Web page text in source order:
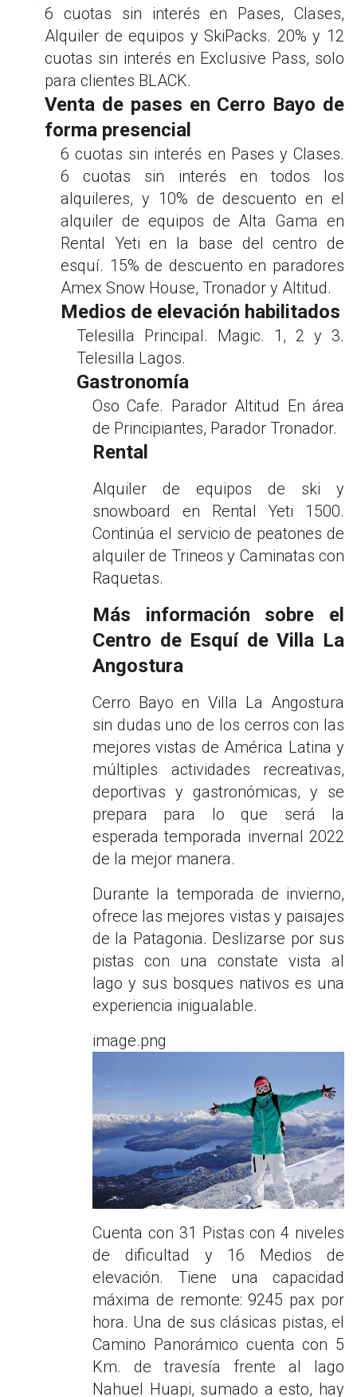
6 cuotas sin interés en Pases, Clases,
Alquiler de equipos y SkiPacks. 20% y 12
cuotas sin interés en Exclusive Pass, solo
para clientes BLACK.
Venta de pases en Cerro Bayo de
forma presencial
6 cuotas sin interés en Pases y Clases.
6 cuotas sin interés en todos los
alquileres, y 10% de descuento en el
alquiler de equipos de Alta Gama en
Rental Yeti en la base del centro de
esquí. 15% de descuento en paradores
Amex Snow House, Tronador y Altitud.
Medios de elevación habilitados
Telesilla Principal. Magic. 1, 2 y 3.
Telesilla Lagos.
Gastronomía
Oso Cafe. Parador Altitud En área
de Principiantes, Parador Tronador.
Rental
Alquiler de equipos de ski y
snowboard en Rental Yeti 1500.
Continúa el servicio de peatones de
alquiler de Trineos y Caminatas con
Raquetas.
Más información sobre el
Centro de Esquí de Villa La
Angostura
Cerro Bayo en Villa La Angostura
sin dudas uno de los cerros con las
mejores vistas de América Latina y
múltiples actividades recreativas,
deportivas y gastronómicas, y se
prepara para lo que será la
esperada temporada invernal 2022
de la mejor manera.
Durante la temporada de invierno,
ofrece las mejores vistas y paisajes
de la Patagonia. Deslizarse por sus
pistas con una constate vista al
lago y sus bosques nativos es una
experiencia inigualable.
image.png
Cuenta con 31 Pistas con 4 niveles
de dificultad y 16 Medios de
elevación. Tiene una capacidad
máxima de remonte: 9245 pax por
hora. Una de sus clásicas pistas, el
Camino Panorámico cuenta con 5
Km. de travesía frente al lago
Nahuel Huapi, sumado a esto, hay